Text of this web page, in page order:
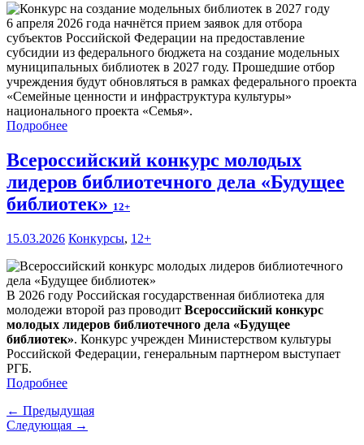
6 апреля 2026 года начнётся прием заявок для отбора
субъектов Российской Федерации на предоставление
субсидии из федерального бюджета на создание модельных
муниципальных библиотек в 2027 году. Прошедшие отбор
учреждения будут обновляться в рамках федерального проекта
«Семейные ценности и инфраструктура культуры»
национального проекта «Семья».
Подробнее
Всероссийский конкурс молодых
лидеров библиотечного дела «Будущее
библиотек» 12+
15.03.2026 Конкурсы, 12+
В 2026 году Российская государственная библиотека для
молодежи второй раз проводит Всероссийский конкурс
молодых лидеров библиотечного дела «Будущее
библиотек». Конкурс учрежден Министерством культуры
Российской Федерации, генеральным партнером выступает
РГБ.
Подробнее
← Предыдущая
Следующая →